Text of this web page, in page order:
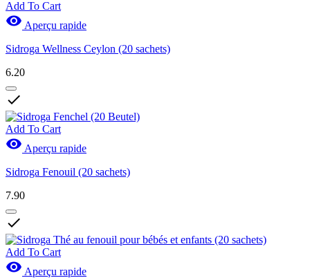
Add To Cart
 Aperçu rapide
Sidroga Wellness Ceylon (20 sachets)
6.20

Add To Cart
 Aperçu rapide
Sidroga Fenouil (20 sachets)
7.90

Add To Cart
 Aperçu rapide